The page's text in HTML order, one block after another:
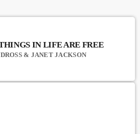
IN LIFE ARE FREE
& JANET JACKSON